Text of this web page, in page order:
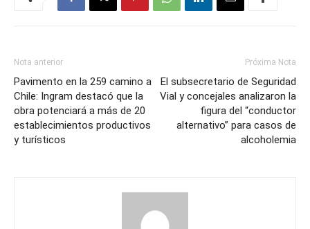
Nota anterior
Pavimento en la 259 camino a
Chile: Ingram destacó que la
obra potenciará a más de 20
establecimientos productivos
y turísticos
Próxima Nota
El subsecretario de Seguridad
Vial y concejales analizaron la
figura del “conductor
alternativo” para casos de
alcoholemia